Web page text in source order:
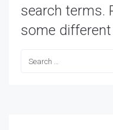
search terms.
some